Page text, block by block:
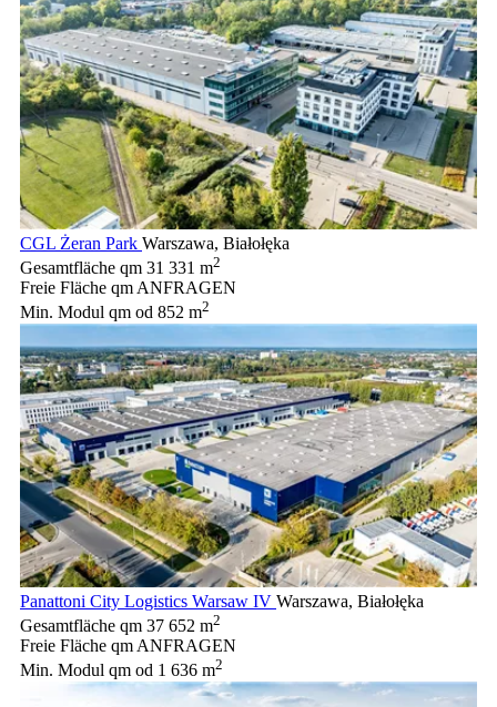
CGL Żeran Park Warszawa, Białołęka
Gesamtfläche qm 31 331 m2
Freie Fläche qm ANFRAGEN
Min. Modul qm od 852 m2
Panattoni City Logistics Warsaw IV Warszawa, Białołęka
Gesamtfläche qm 37 652 m2
Freie Fläche qmANFRAGEN
Min. Modul qm od 1 636 m2